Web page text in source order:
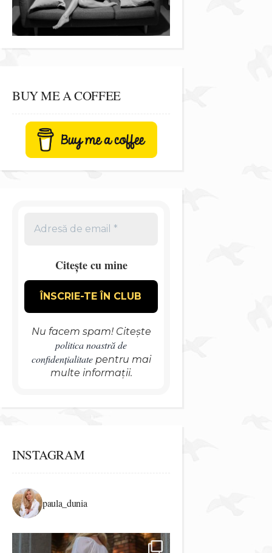
BUY ME A COFFEE
Citește cu mine
Nu facem spam! Citește
politica noastră de
confidențialitatepentru mai
multe informații.
INSTAGRAM
paula_dunia